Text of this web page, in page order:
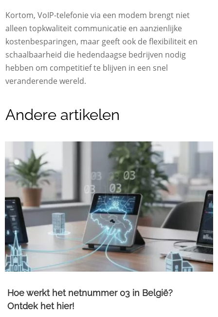
Kortom, VoIP-telefonie via een modem brengt niet
alleen topkwaliteit communicatie en aanzienlijke
kostenbesparingen, maar geeft ook de flexibiliteit en
schaalbaarheid die hedendaagse bedrijven nodig
hebben om competitief te blijven in een snel
veranderende wereld.
Andere artikelen
Hoe werkt het netnummer 03 in België?
Ontdek het hier!